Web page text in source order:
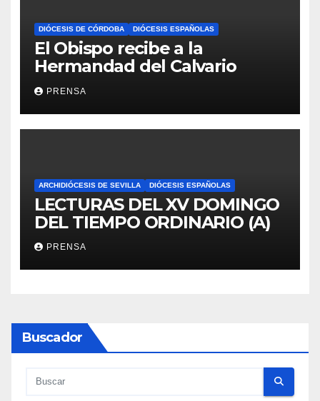
DIÓCESIS DE CÓRDOBA DIÓCESIS ESPAÑOLAS
El Obispo recibe a la
Hermandad del Calvario
PRENSA
ARCHIDIÓCESIS DE SEVILLA DIÓCESIS ESPAÑOLAS
LECTURAS DEL XV DOMINGO
DEL TIEMPO ORDINARIO (A)
PRENSA
Buscador